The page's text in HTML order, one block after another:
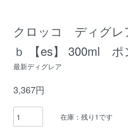
クロッコ ディグ
ｂ 【es】 300ml ポ
最新ディグレア
3,367円
在庫：残り1です